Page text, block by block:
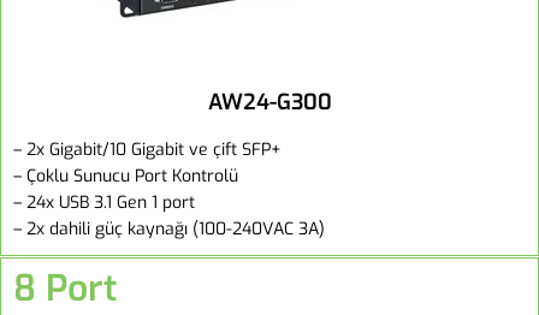
AW24-G300
– 2x Gigabit/10 Gigabit ve çift SFP+
– Çoklu Sunucu Port Kontrolü
– 24x USB 3.1 Gen 1 port
– 2x dahili güç kaynağı (100-240VAC 3A)
8 Port